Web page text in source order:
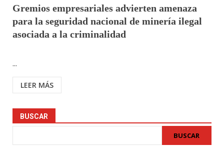
Gremios empresariales advierten amenaza
para la seguridad nacional de minería ilegal
asociada a la criminalidad
...
LEER MÁS
BUSCAR
BUSCAR